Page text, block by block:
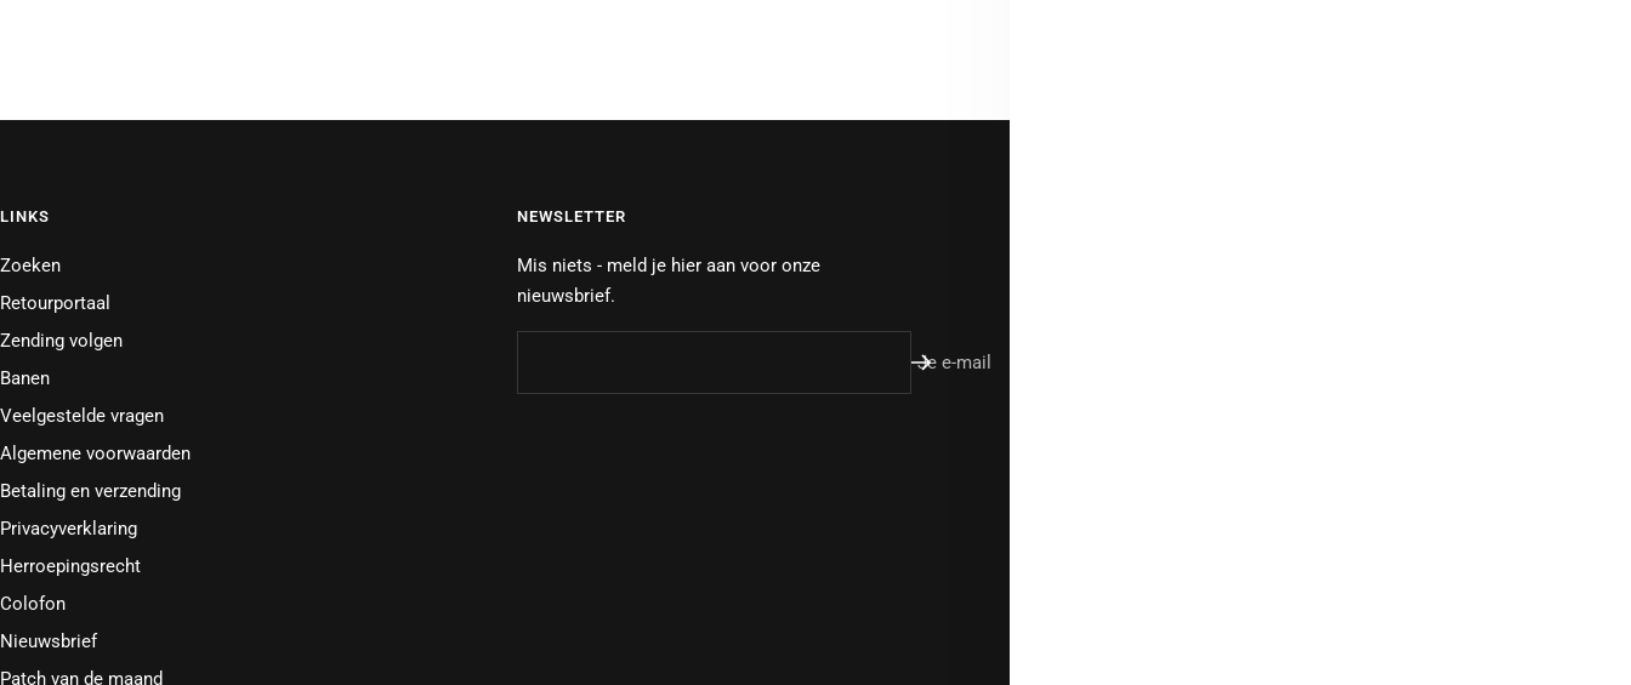
LINKS
Zoeken
Retourportaal
Zending volgen
Banen
Veelgestelde vragen
Algemene voorwaarden
Betaling en verzending
Privacyverklaring
Herroepingsrecht
Colofon
Nieuwsbrief
Patch van de maand
NEWSLETTER
Mis niets - meld je hier aan voor onze
nieuwsbrief.
Je e-mail